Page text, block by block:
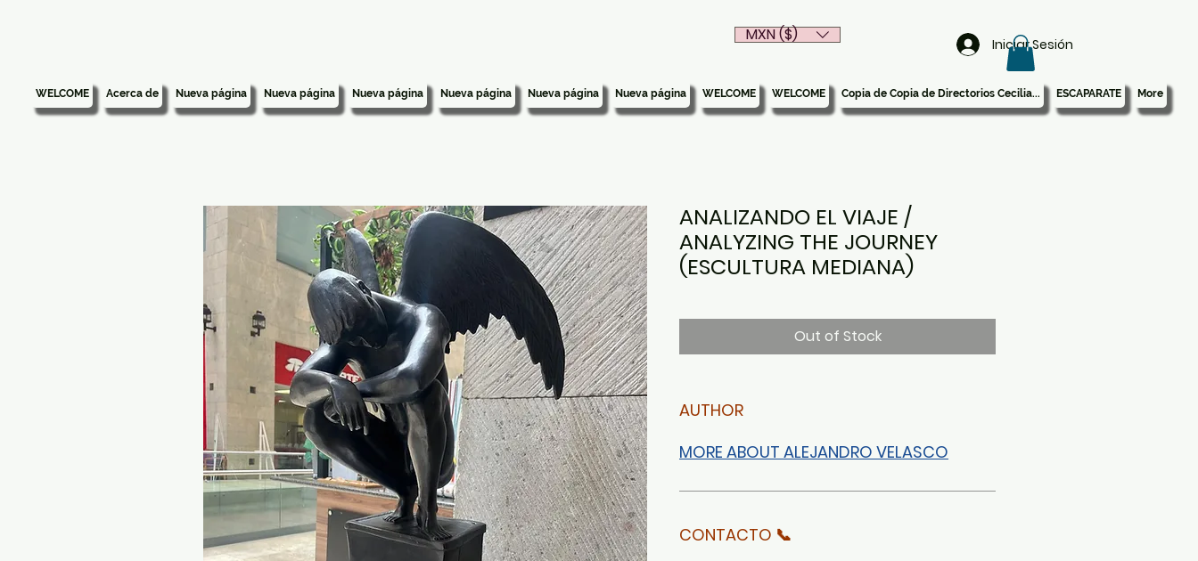
Iniciar Sesión
MXN ($)
WELCOME Acerca de Nueva página Nueva página Nueva página Nueva página Nueva página Nueva página WELCOME WELCOME Copia de Copia de Directorios Cecilia... ESCAPARATE More
ANALIZANDO EL VIAJE /
ANALYZING THE JOURNEY
(ESCULTURA MEDIANA)
Out of Stock
AUTHOR
MORE ABOUT ALEJANDRO VELASCO
CONTACTO 📞